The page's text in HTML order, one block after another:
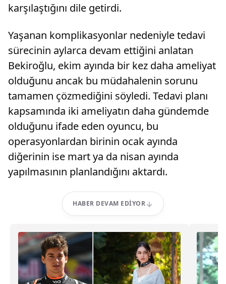
karşılaştığını dile getirdi.
Yaşanan komplikasyonlar nedeniyle tedavi
sürecinin aylarca devam ettiğini anlatan
Bekiroğlu, ekim ayında bir kez daha ameliyat
olduğunu ancak bu müdahalenin sorunu
tamamen çözmediğini söyledi. Tedavi planı
kapsamında iki ameliyatın daha gündemde
olduğunu ifade eden oyuncu, bu
operasyonlardan birinin ocak ayında
diğerinin ise mart ya da nisan ayında
yapılmasının planlandığını aktardı.
HABER DEVAM EDIYOR